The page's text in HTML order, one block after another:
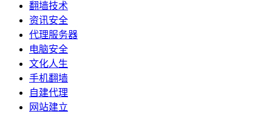
翻墙技术
资讯安全
代理服务器
电脑安全
文化人生
手机翻墙
自建代理
网站建立